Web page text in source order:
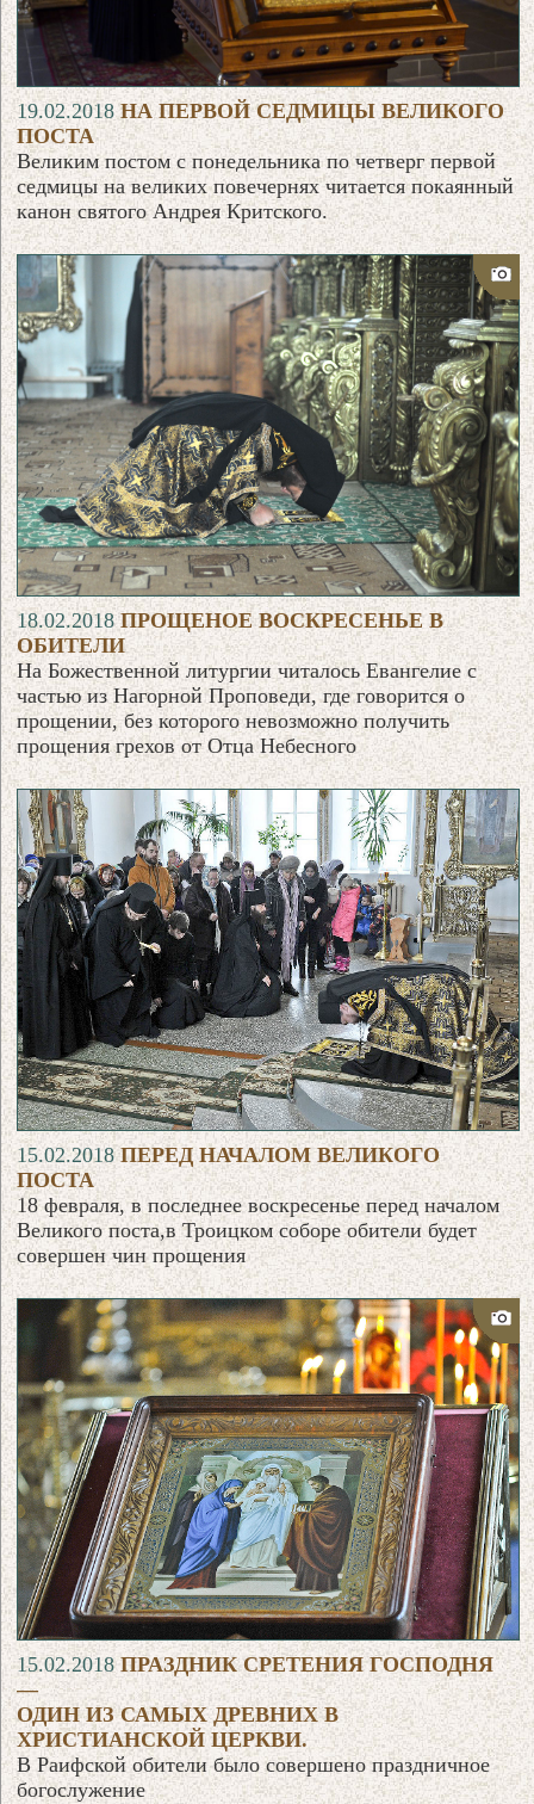
19.02.2018НА ПЕРВОЙ СЕДМИЦЫ ВЕЛИКОГО
ПОСТА
Великим постом с понедельника по четверг первой
седмицы на великих повечернях читается покаянный
канон святого Андрея Критского.
18.02.2018ПРОЩЕНОЕ ВОСКРЕСЕНЬЕ В
ОБИТЕЛИ
На Божественной литургии читалось Евангелие с
частью из Нагорной Проповеди, где говорится о
прощении, без которого невозможно получить
прощения грехов от Отца Небесного
15.02.2018ПЕРЕД НАЧАЛОМ ВЕЛИКОГО
ПОСТА
18 февраля, в последнее воскресенье перед началом
Великого поста,в Троицком соборе обители будет
совершен чин прощения
15.02.2018ПРАЗДНИК СРЕТЕНИЯ ГОСПОДНЯ
—
ОДИН ИЗ САМЫХ ДРЕВНИХ В
ХРИСТИАНСКОЙ ЦЕРКВИ.
В Раифской обители было совершено праздничное
богослужение